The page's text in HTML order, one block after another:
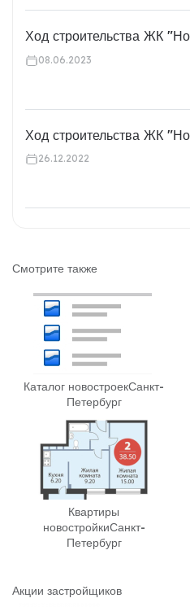
Ход строительства ЖК
08.06.2023
Ход строительства ЖК
26.12.2022
Смотрите также
Каталог новостроекСанкт-
Петербург
Квартиры
новостройкиСанкт-
Петербург
Акции застройщиков